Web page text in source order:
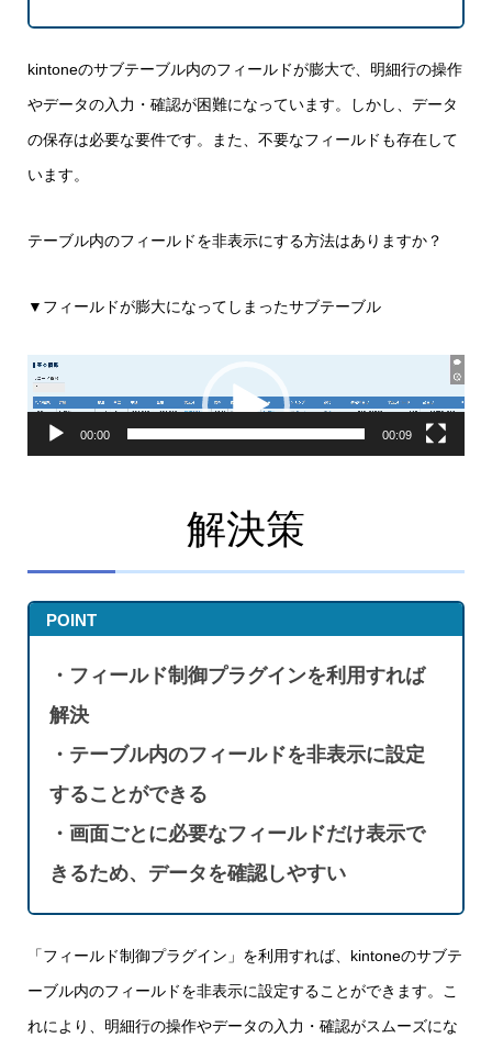
kintoneのサブテーブル内のフィールドが膨大で、明細行の操作
やデータの入力・確認が困難になっています。しかし、データ
の保存は必要な要件です。また、不要なフィールドも存在して
います。
テーブル内のフィールドを非表示にする方法はありますか？
▼フィールドが膨大になってしまったサブテーブル
動
画
プ
レ
ー
00:00 00:09
解決策
POINT
・フィールド制御プラグインを利用すれば
解決
・テーブル内のフィールドを非表示に設定
することができる
・画面ごとに必要なフィールドだけ表示で
きるため、データを確認しやすい
「フィールド制御プラグイン」 を利用すれば、kintoneのサブテ
ーブル内のフィールドを非表示に設定することができます。こ
れにより、明細行の操作やデータの入力・確認がスムーズにな